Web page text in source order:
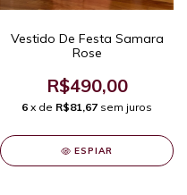
Vestido De Festa Samara
Rose
R$490,00
6 x de R$81,67 sem juros
ESPIAR